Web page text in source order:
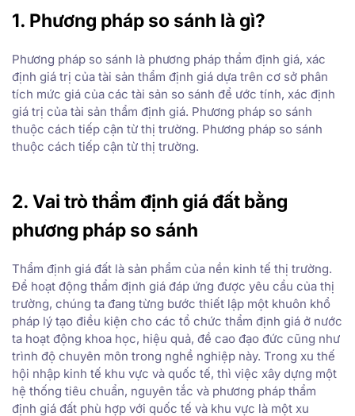
1. Phương pháp so sánh là gì?
Phương pháp so sánh là phương pháp thẩm định giá, xác
định giá trị của tài sản thẩm định giá dựa trên cơ sở phân
tích mức giá của các tài sản so sánh để ước tính, xác định
giá trị của tài sản thẩm định giá. Phương pháp so sánh
thuộc cách tiếp cận từ thị trường. Phương pháp so sánh
thuộc cách tiếp cận từ thị trường.
2. Vai trò thẩm định giá đất bằng
phương pháp so sánh
Thẩm định giá đất là sản phẩm của nền kinh tế thị trường.
Để hoạt động thẩm định giá đáp ứng được yêu cầu của thị
trường, chúng ta đang từng bước thiết lập một khuôn khổ
pháp lý tạo điều kiện cho các tổ chức thẩm định giá ở nước
ta hoạt động khoa học, hiệu quả, đề cao đạo đức cũng như
trình độ chuyên môn trong nghề nghiệp này. Trong xu thế
hội nhập kinh tế khu vực và quốc tế, thì việc xây dựng một
hệ thống tiêu chuẩn, nguyên tắc và phương pháp thẩm
định giá đất phù hợp với quốc tế và khu vực là một xu